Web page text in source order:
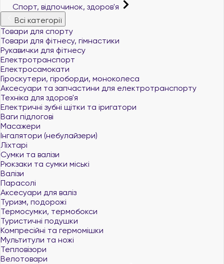
Спорт, відпочинок, здоров'я
Всі категорії
Товари для спорту
Товари для фітнесу, гімнастики
Рукавички для фітнесу
Електротранспорт
Електросамокати
Гіроскутери, гіроборди, моноколеса
Аксесуари та запчастини для електротранспорту
Техніка для здоров'я
Електричні зубні щітки та іригатори
Ваги підлогові
Масажери
Інгалятори (небулайзери)
Ліхтарі
Сумки та валізи
Рюкзаки та сумки міські
Валізи
Парасолі
Аксесуари для валіз
Туризм, подорожі
Термосумки, термобокси
Туристичні подушки
Компресійні та гермомішки
Мультитули та ножі
Тепловізори
Велотовари